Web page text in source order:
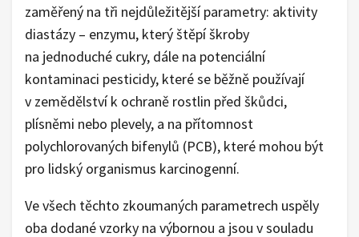
zaměřený na tři nejdůležitější parametry: aktivity
diastázy – enzymu, který štěpí škroby
na jednoduché cukry, dále na potenciální
kontaminaci pesticidy, které se běžně používají
v zemědělství k ochraně rostlin před škůdci,
plísněmi nebo plevely, a na přítomnost
polychlorovaných bifenylů (PCB), které mohou být
pro lidský organismus karcinogenní.
Ve všech těchto zkoumaných parametrech uspěly
oba dodané vzorky na výbornou a jsou v souladu